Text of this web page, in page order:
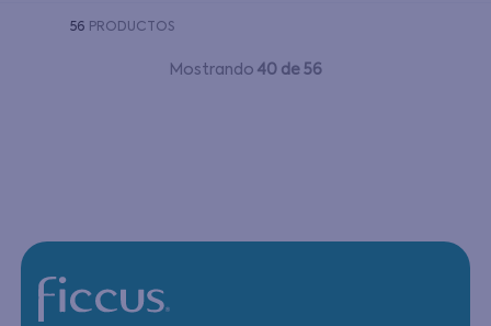
56 PRODUCTOS
Mostrando 40 de 56